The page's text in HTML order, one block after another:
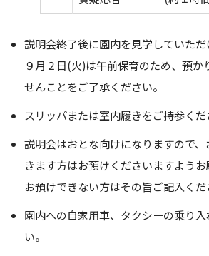
説明会終了後に園内を見学していただ
９月２日(火)は午前保育のため、預か
せんことをご了承ください。
スリッパまたは室内履きをご持参くだ
説明会はおとな向けになりますので
きます方はお預けくださいますようお
お預けできない方はその旨ご記入くだ
園内への自家用車、タクシーの乗り
い。